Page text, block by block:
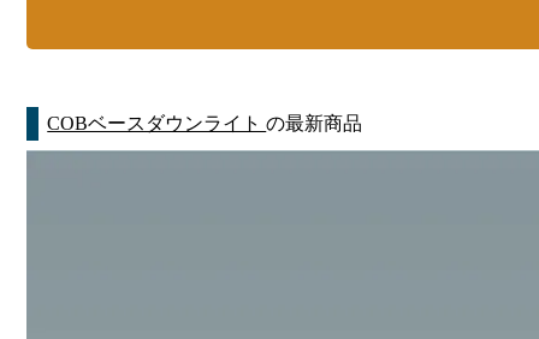
COBベースダウンライトの最新商品